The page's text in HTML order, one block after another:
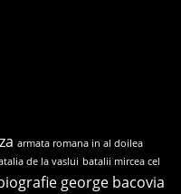
armata romana in al doilea
de la vaslui batalii mircea cel
george bacovia